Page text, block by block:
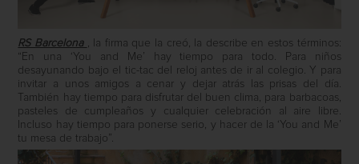
RS Barcelona
, la firma que la creó, la describe en estos términos:
“En una ‘You and Me’ hay tiempo para todo. Para niños
desayunando bajo el tic-tac del reloj antes de ir al colegio. Y para
invitar a unos amigos a cenar y dejar atrás las prisas del día.
También hay tiempo para disfrutar del buen clima, para barbacoas,
pasteles de cumpleaños y cualquier celebración al aire libre.
Incluso hay tiempo para ponerse serio, y hacer de la ‘You and Me’
tu mesa de trabajo”.